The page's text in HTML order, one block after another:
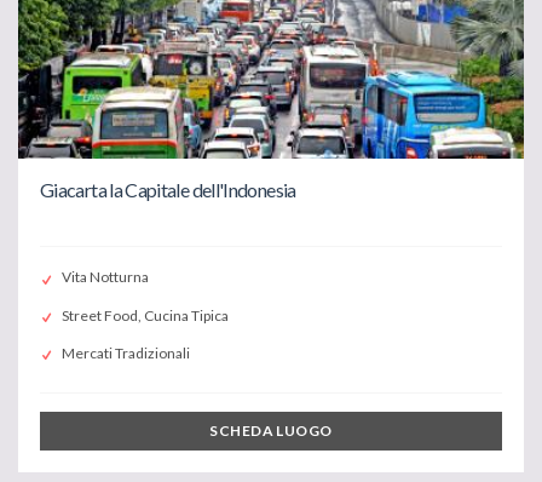
Giacarta la Capitale dell'Indonesia
Vita Notturna
Street Food, Cucina Tipica
Mercati Tradizionali
SCHEDA LUOGO